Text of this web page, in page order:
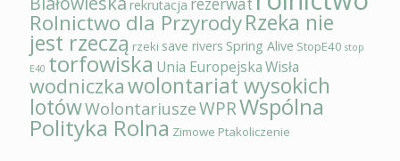
rekrutacja rezerwat
Rolnictwo dla PrzyrodyRzeka nie
jest rzeczą rzeki save rivers Spring Alive StopE40 stop
E40 torfowiska Unia EuropejskaWisła
wodniczkawolontariat wysokich
lotówWolontariuszeWPRWspólna
Polityka Rolna Zimowe Ptakoliczenie